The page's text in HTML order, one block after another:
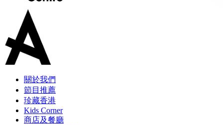
關於我們
節目推薦
珍藏香港
Kids Corner
商店及餐廳